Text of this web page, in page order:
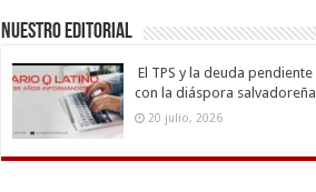
Nuestro Editorial
El TPS y la deuda pendiente
con la diáspora salvadoreña
20 julio, 2026